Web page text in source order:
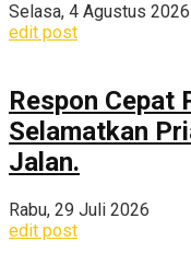
Selasa, 4 Agustus 2026
edit post
Respon Cepat
Selamatkan
Jalan.
Rabu, 29 Juli 2026
edit post